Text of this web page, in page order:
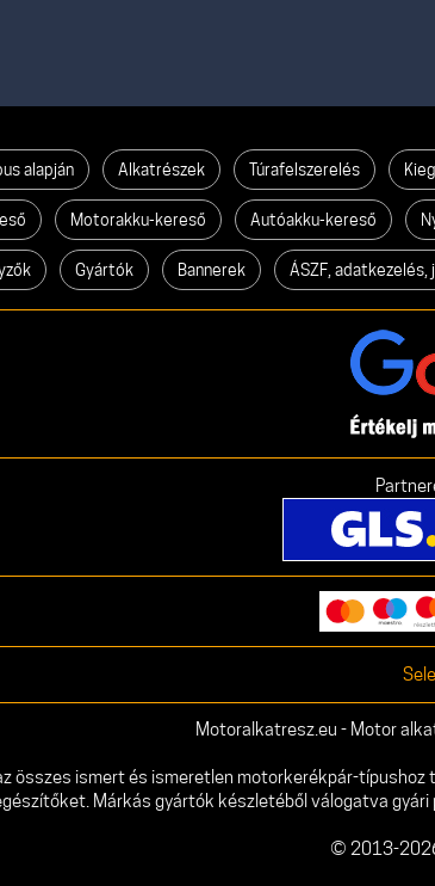
alapján Alkatrészek Túrafelszerelés
Motorakku-kereső Autóakku-kereső
Gyártók Bannerek ÁSZF, adatkezelés,
Motoralkatresz.eu - Motor
összes ismert és ismeretlen motorkerékpár-
Márkás gyártók készletéből válogatva
© 2013-